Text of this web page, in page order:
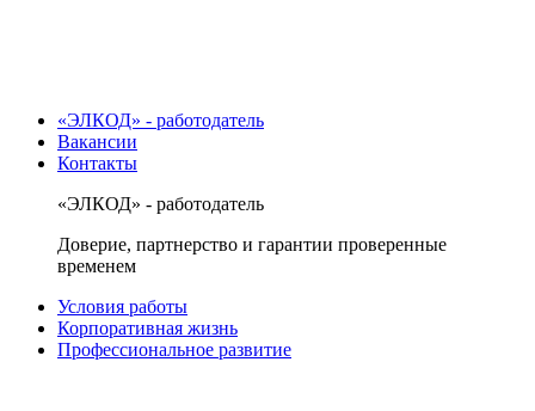
«ЭЛКОД» - работодатель
Вакансии
Контакты
«ЭЛКОД» - работодатель
Доверие, партнерство и гарантии проверенные
временем
Условия работы
Корпоративная жизнь
Профессиональное развитие